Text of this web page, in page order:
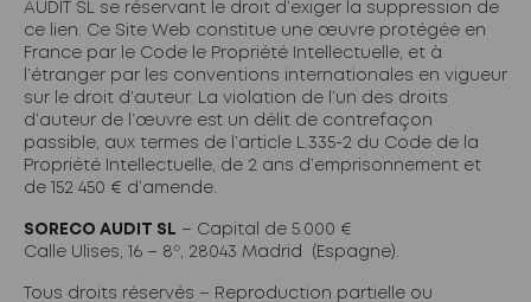
AUDIT SL se réservant le droit d’exiger la suppression de
ce lien. Ce Site Web constitue une œuvre protégée en
France par le Code le Propriété Intellectuelle, et à
l’étranger par les conventions internationales en vigueur
sur le droit d’auteur. La violation de l’un des droits
d’auteur de l’œuvre est un délit de contrefaçon
passible, aux termes de l’article L.335-2 du Code de la
Propriété Intellectuelle, de 2 ans d’emprisonnement et
de 152 450 € d’amende.
SORECO AUDIT SL – Capital de 5.000 €
Calle Ulises, 16 – 8º, 28043 Madrid (Espagne).
Tous droits réservés – Reproduction partielle ou